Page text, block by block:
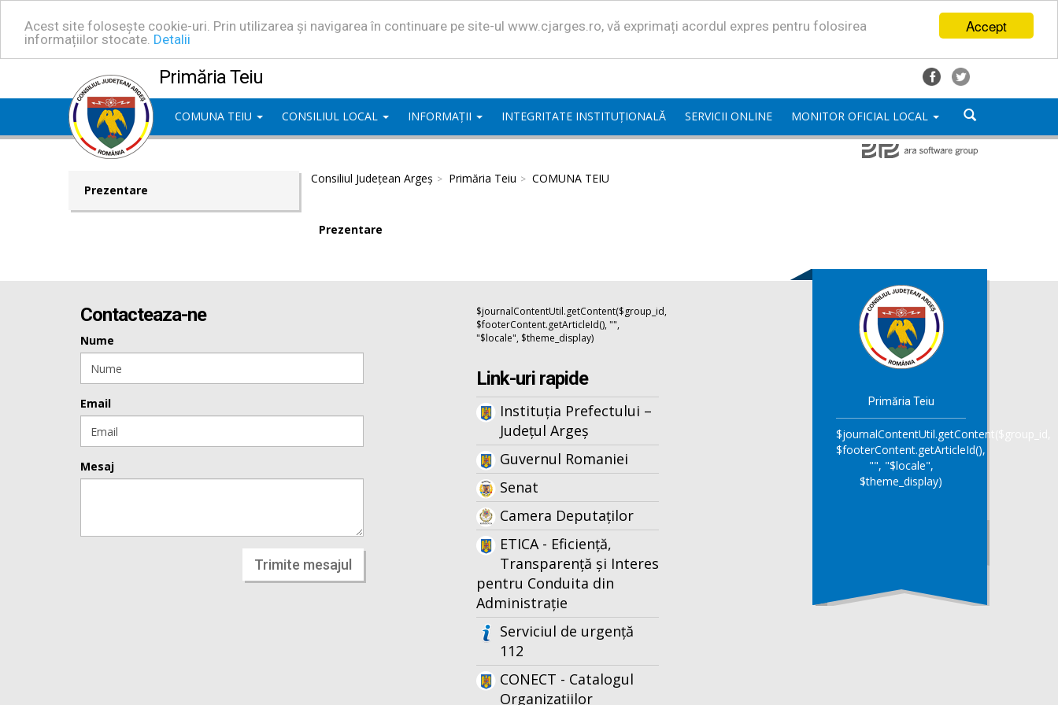
Accept
Acest site folosește cookie-uri. Prin utilizarea și navigarea în continuare pe site-ul www.cjarges.ro, vă exprimați acordul expres pentru folosirea
informațiilor stocate. Detalii
Primăria Teiu
COMUNA TEIU CONSILIUL LOCAL INFORMAȚII INTEGRITATE INSTITUȚIONALĂ SERVICII ONLINE MONITOR OFICIAL LOCAL
Prezentare
Consiliul Județean Argeș Primăria Teiu COMUNA TEIU
Prezentare
Contacteaza-ne
Nume
Email
Mesaj
Trimite mesajul
$journalContentUtil.getContent($group_id,
$footerContent.getArticleId(), "",
"$locale", $theme_display)
Link-uri rapide
Instituția Prefectului –
Județul Argeș
Guvernul Romaniei
Senat
Camera Deputaților
ETICA - Eficiență,
Transparență și Interes
pentru Conduita din
Administrație
Serviciul de urgență
112
CONECT - Catalogul
Organizațiilor
Primăria Teiu
$journalContentUtil.getContent($group_id,
$footerContent.getArticleId(),
"", "$locale",
$theme_display)